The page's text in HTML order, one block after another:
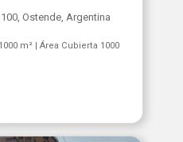
Ostende, Argentina
m² | Área Cubierta 1000